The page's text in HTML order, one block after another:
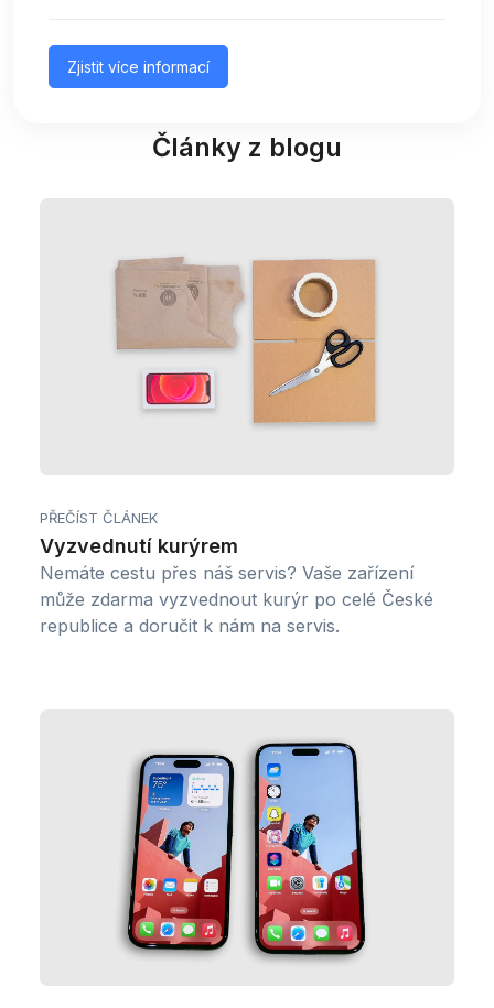
Zjistit více informací
Články z blogu
PŘEČÍST ČLÁNEK
Vyzvednutí kurýrem
Nemáte cestu přes náš servis? Vaše zařízení
může zdarma vyzvednout kurýr po celé České
republice a doručit k nám na servis.